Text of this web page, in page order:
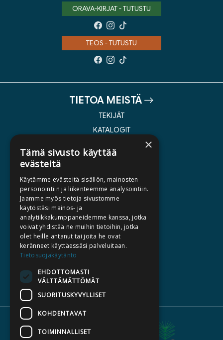
ORAVA-KIRJAT - TUTUSTU
TEOS - TUTUSTU
TIETOA MEISTÄ
TEKIJÄT
KATALOGIT
KIRJA TILAUSTYÖNÄ
MEDIALLE
LASKUTUSOSOITTEET
SILTALA.FI
ENNAKKOTILATTAVAT
LAHJAKORTTI
×
Tämä sivusto käyttää
evästeitä
Käytämme evästeitä sisällön, mainosten
personointiin ja liikenteemme analysointiin.
Jaamme myös tietoja sivustomme
käytöstäsi mainos- ja
analytiikkakumppaneidemme kanssa, jotka
voivat yhdistää ne muihin tietoihin, jotka
olet heille antanut tai joita he ovat
keränneet käyttäessäsi palveluitaan.
Tietosuojakäytäntö
EHDOTTOMASTI
VÄLTTÄMÄTTÖMÄT
SUORITUSKYVYLLISET
KOHDENTAVAT
TOIMINNALLISET